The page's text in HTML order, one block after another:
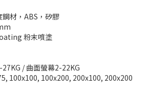
材，ABS，矽膠
粉末噴塗
/ 曲面螢幕2-22KG
100x100, 100x200, 200x100, 200x200